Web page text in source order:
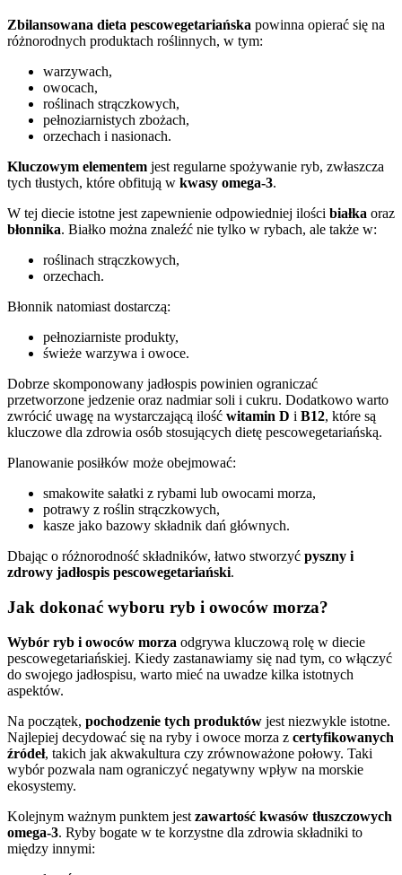
Zbilansowana dieta pescowegetariańska powinna opierać się na
różnorodnych produktach roślinnych, w tym:
warzywach,
owocach,
roślinach strączkowych,
pełnoziarnistych zbożach,
orzechach i nasionach.
Kluczowym elementem jest regularne spożywanie ryb, zwłaszcza
tych tłustych, które obfitują w kwasy omega-3.
W tej diecie istotne jest zapewnienie odpowiedniej ilości białka oraz
błonnika. Białko można znaleźć nie tylko w rybach, ale także w:
roślinach strączkowych,
orzechach.
Błonnik natomiast dostarczą:
pełnoziarniste produkty,
świeże warzywa i owoce.
Dobrze skomponowany jadłospis powinien ograniczać
przetworzone jedzenie oraz nadmiar soli i cukru. Dodatkowo warto
zwrócić uwagę na wystarczającą ilość witamin D i B12, które są
kluczowe dla zdrowia osób stosujących dietę pescowegetariańską.
Planowanie posiłków może obejmować:
smakowite sałatki z rybami lub owocami morza,
potrawy z roślin strączkowych,
kasze jako bazowy składnik dań głównych.
Dbając o różnorodność składników, łatwo stworzyć pyszny i
zdrowy jadłospis pescowegetariański.
Jak dokonać wyboru ryb i owoców morza?
Wybór ryb i owoców morza odgrywa kluczową rolę w diecie
pescowegetariańskiej. Kiedy zastanawiamy się nad tym, co włączyć
do swojego jadłospisu, warto mieć na uwadze kilka istotnych
aspektów.
Na początek, pochodzenie tych produktów jest niezwykle istotne.
Najlepiej decydować się na ryby i owoce morza z certyfikowanych
źródeł, takich jak akwakultura czy zrównoważone połowy. Taki
wybór pozwala nam ograniczyć negatywny wpływ na morskie
ekosystemy.
Kolejnym ważnym punktem jest zawartość kwasów tłuszczowych
omega-3. Ryby bogate w te korzystne dla zdrowia składniki to
między innymi: